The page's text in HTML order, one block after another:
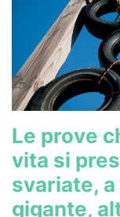
Le prove
vita si
svariate,
gigante,